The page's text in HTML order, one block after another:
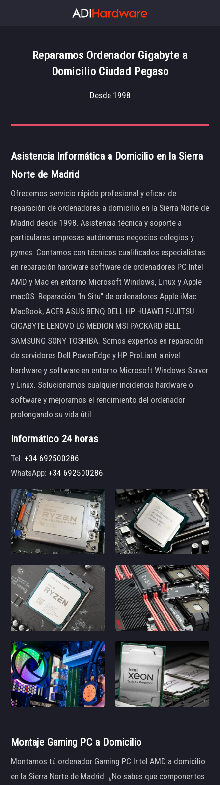
Reparamos Ordenador Gigabyte a
Domicilio Ciudad Pegaso
Desde 1998
Asistencia Informática a Domicilio en la Sierra
Norte de Madrid
Ofrecemos servicio rápido profesional y eficaz de
reparación de ordenadores a domicilio en la Sierra Norte de
Madrid desde 1998. Asistencia técnica y soporte a
particulares empresas autónomos negocios colegios y
pymes. Contamos con técnicos cualificados especialistas
en reparación hardware software de ordenadores PC Intel
AMD y Mac en entorno Microsoft Windows, Linux y Apple
macOS. Reparación "In Situ" de ordenadores Apple iMac
MacBook, ACER ASUS BENQ DELL HP HUAWEI FUJITSU
GIGABYTE LENOVO LG MEDION MSI PACKARD BELL
SAMSUNG SONY TOSHIBA. Somos expertos en reparación
de servidores Dell PowerEdge y HP ProLiant a nivel
hardware y software en entorno Microsoft Windows Server
y Linux. Solucionamos cualquier incidencia hardware o
software y mejoramos el rendimiento del ordenador
prolongando su vida útil.
Informático 24 horas
Tel:+34 692500286
WhatsApp:+34 692500286
Montaje Gaming PC a Domicilio
Montamos tú ordenador Gaming PC Intel AMD a domicilio
en la Sierra Norte de Madrid. ¿No sabes que componentes